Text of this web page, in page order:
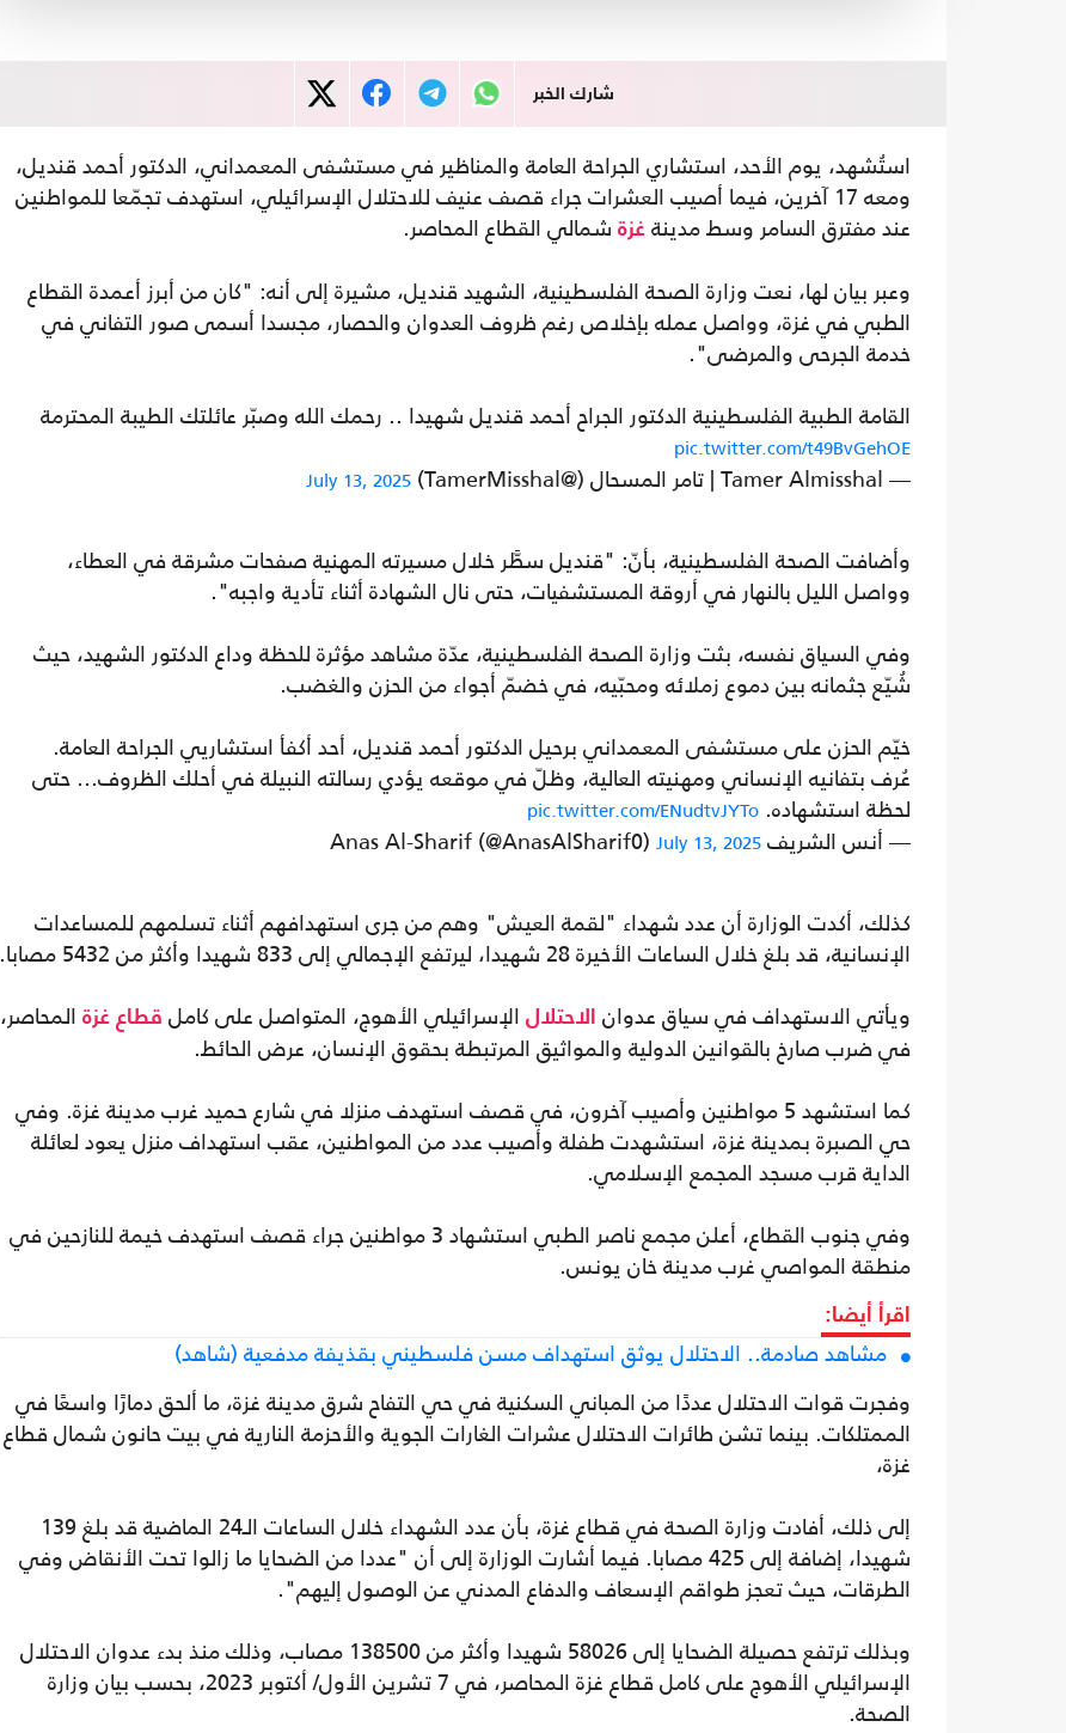
شارك الخبر
استُشهد، يوم الأحد، استشاري الجراحة العامة والمناظير في مستشفى المعمداني، الدكتور أحمد قنديل،
ومعه 17 آخرين، فيما أصيب العشرات جراء قصف عنيف للاحتلال الإسرائيلي، استهدف تجمّعا للمواطنين
عند مفترق السامر وسط مدينة غزة شمالي القطاع المحاصر.
وعبر بيان لها، نعت وزارة الصحة الفلسطينية، الشهيد قنديل، مشيرة إلى أنه: "كان من أبرز أعمدة القطاع
الطبي في غزة، وواصل عمله بإخلاص رغم ظروف العدوان والحصار، مجسدا أسمى صور التفاني في
خدمة الجرحى والمرضى".
القامة الطبية الفلسطينية الدكتور الجراح أحمد قنديل شهيدا .. رحمك الله وصبّر عائلتك الطيبة المحترمة
pic.twitter.com/t49BvGehOE
— Tamer Almisshal | تامر المسحال (@TamerMisshal) July 13, 2025
وأضافت الصحة الفلسطينية، بأنّ: "قنديل سطَّر خلال مسيرته المهنية صفحات مشرقة في العطاء،
وواصل الليل بالنهار في أروقة المستشفيات، حتى نال الشهادة أثناء تأدية واجبه".
وفي السياق نفسه، بثت وزارة الصحة الفلسطينية، عدّة مشاهد مؤثرة للحظة وداع الدكتور الشهيد، حيث
شُيّع جثمانه بين دموع زملائه ومحبّيه، في خضمّ أجواء من الحزن والغضب.
خيّم الحزن على مستشفى المعمداني برحيل الدكتور أحمد قنديل، أحد أكفأ استشاريي الجراحة العامة.
عُرف بتفانيه الإنساني ومهنيته العالية، وظلّ في موقعه يؤدي رسالته النبيلة في أحلك الظروف... حتى
لحظة استشهاده. pic.twitter.com/ENudtvJYTo
— أنس الشريف Anas Al-Sharif (@AnasAlSharif0) July 13, 2025
كذلك، أكدت الوزارة أن عدد شهداء "لقمة العيش" وهم من جرى استهدافهم أثناء تسلمهم للمساعدات
الإنسانية، قد بلغ خلال الساعات الأخيرة 28 شهيدا، ليرتفع الإجمالي إلى 833 شهيدا وأكثر من 5432 مصابا.
ويأتي الاستهداف في سياق عدوان
الاحتلال الإسرائيلي الأهوج، المتواصل على كامل قطاع غزة المحاصر،
في ضرب صارخ بالقوانين الدولية والمواثيق المرتبطة بحقوق الإنسان، عرض الحائط.
كما استشهد 5 مواطنين وأصيب آخرون، في قصف استهدف منزلا في شارع حميد غرب مدينة غزة. وفي
حي الصبرة بمدينة غزة، استشهدت طفلة وأصيب عدد من المواطنين، عقب استهداف منزل يعود لعائلة
الداية قرب مسجد المجمع الإسلامي.
وفي جنوب القطاع، أعلن مجمع ناصر الطبي استشهاد 3 مواطنين جراء قصف استهدف خيمة للنازحين في
منطقة المواصي غرب مدينة خان يونس.
اقرأ أيضا:
مشاهد صادمة.. الاحتلال يوثق استهداف مسن فلسطيني بقذيفة مدفعية (شاهد)
وفجرت قوات الاحتلال عددًا من المباني السكنية في حي التفاح شرق مدينة غزة، ما ألحق دمارًا واسعًا في
الممتلكات. بينما تشن طائرات الاحتلال عشرات الغارات الجوية والأحزمة النارية في بيت حانون شمال قطاع
غزة،
إلى ذلك، أفادت وزارة الصحة في قطاع غزة، بأن عدد الشهداء خلال الساعات الـ24 الماضية قد بلغ 139
شهيدا، إضافة إلى 425 مصابا. فيما أشارت الوزارة إلى أن "عددا من الضحايا ما زالوا تحت الأنقاض وفي
الطرقات، حيث تعجز طواقم الإسعاف والدفاع المدني عن الوصول إليهم".
وبذلك ترتفع حصيلة الضحايا إلى 58026 شهيدا وأكثر من 138500 مصاب، وذلك منذ بدء عدوان الاحتلال
الإسرائيلي الأهوج على كامل قطاع غزة المحاصر، في 7 تشرين الأول/ أكتوبر 2023، بحسب بيان وزارة
الصحة.